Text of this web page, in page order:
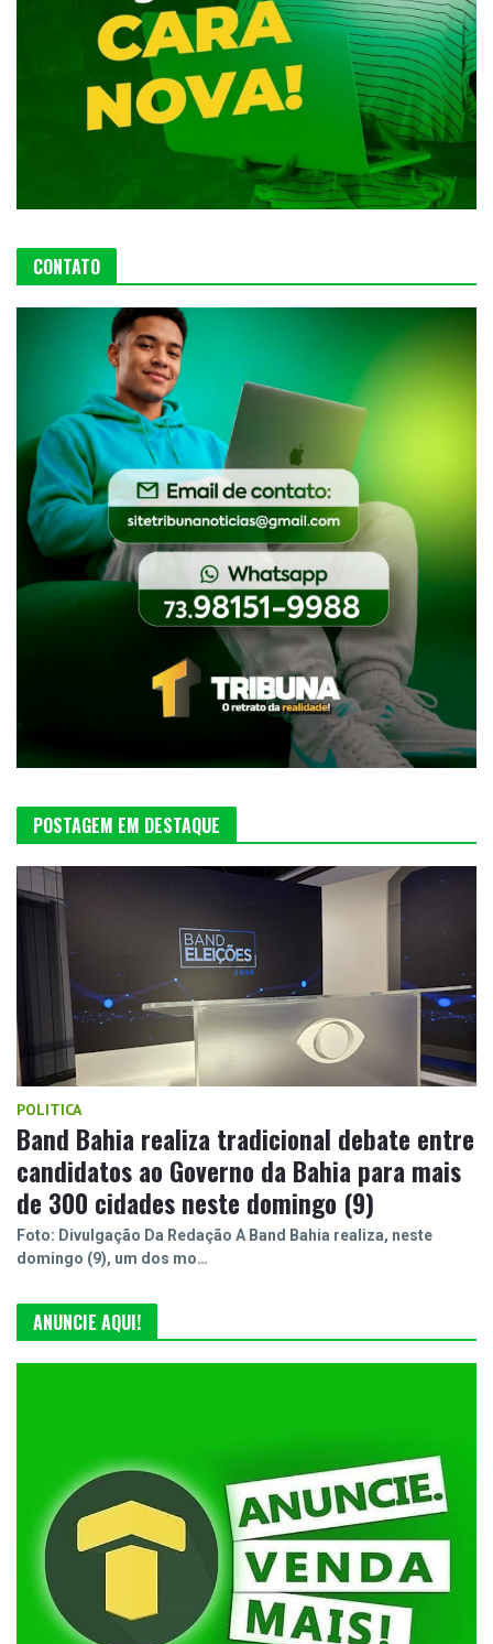
CONTATO
POSTAGEM EM DESTAQUE
POLITICA
Band Bahia realiza tradicional debate entre
candidatos ao Governo da Bahia para mais
de 300 cidades neste domingo (9)
Foto: Divulgação Da Redação A Band Bahia realiza, neste
domingo (9), um dos mo…
ANUNCIE AQUI!